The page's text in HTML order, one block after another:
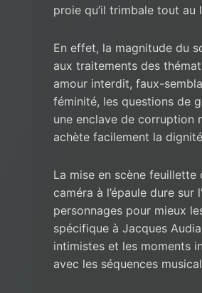
proie qu’il trimbale tout au
En effet, la magnitude du
aux traitements des
amour interdit, faux-
féminité, les questions de
une enclave de corruption
achète facilement la
La mise en scène feuillette
caméra à l’épaule dure
personnages pour mieux
spécifique à Jacques
intimistes et les moments
avec les séquences